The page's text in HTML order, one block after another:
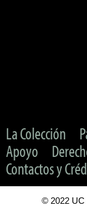
La Colección
Apoyo
Contactos y
© 2022 UC